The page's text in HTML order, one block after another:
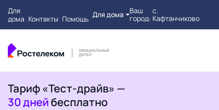
Для
дома Контакты Помощь Для дома
Ваш
город:
с.
Кафтанчиково
Тариф «Тест-драйв» —
30 дней бесплатно